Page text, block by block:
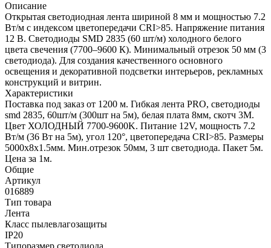
Описание
Открытая светодиодная лента шириной 8 мм и мощностью 7.2
Вт/м с индексом цветопередачи CRI>85. Напряжение питания
12 В. Светодиоды SMD 2835 (60 шт/м) холодного белого
цвета свечения (7700–9600 К). Минимальный отрезок 50 мм (3
светодиода). Для создания качественного основного
освещения и декоративной подсветки интерьеров, рекламных
конструкций и витрин.
Характеристики
Поставка под заказ от 1200 м. Гибкая лента PRO, светодиоды
smd 2835, 60шт/м (300шт на 5м), белая плата 8мм, скотч 3М.
Цвет ХОЛОДНЫЙ 7700-9600K. Питание 12V, мощность 7.2
Вт/м (36 Вт на 5м), угол 120°, цветопередача CRI>85. Размеры
5000х8x1.5мм. Мин.отрезок 50мм, 3 шт светодиода. Пакет 5м.
Цена за 1м.
Общие
Артикул
016889
Тип товара
Лента
Класс пылевлагозащиты
IP20